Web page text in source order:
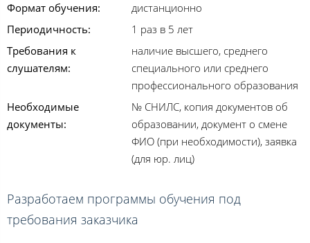
Формат обучения:
дистанционно
Периодичность:
1 раз в 5 лет
Требования к
слушателям:
наличие высшего, среднего
специального или среднего
профессионального образования
Необходимые
документы:
№ СНИЛС, копия документов об
образовании, документ о смене
ФИО (при необходимости), заявка
(для юр. лиц)
Разработаем программы обучения под
требования заказчика